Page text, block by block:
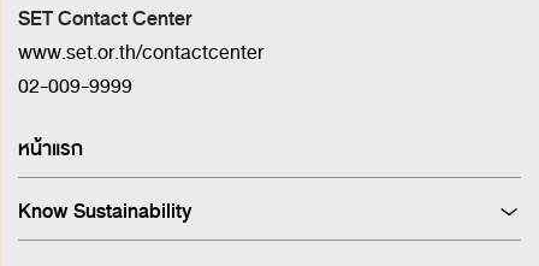
SET Contact Center
www.set.or.th/contactcenter
02-009-9999
หน้าแรก
Know Sustainability
Sustainability at A Glance